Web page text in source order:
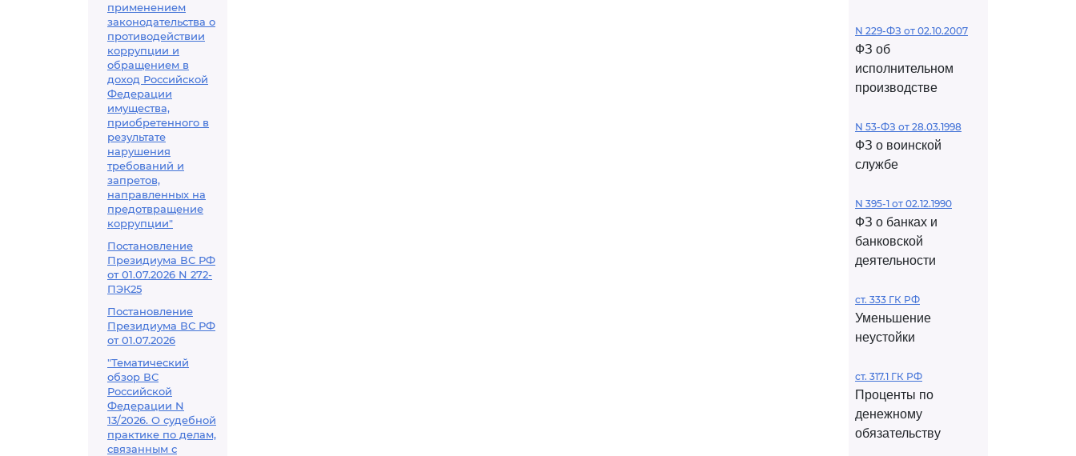
применением
законодательства о
противодействии
коррупции и
обращением в
доход Российской
Федерации
имущества,
приобретенного в
результате
нарушения
требований и
запретов,
направленных на
предотвращение
коррупции"
Постановление
Президиума ВС РФ
от 01.07.2026 N 272-
ПЭК25
Постановление
Президиума ВС РФ
от 01.07.2026
"Тематический
обзор ВС
Российской
Федерации N
13/2026. О судебной
практике по делам,
связанным с
N 229-ФЗ от 02.10.2007
ФЗ об
исполнительном
производстве
N 53-ФЗ от 28.03.1998
ФЗ о воинской
службе
N 395-1 от 02.12.1990
ФЗ о банках и
банковской
деятельности
ст. 333 ГК РФ
Уменьшение
неустойки
ст. 317.1 ГК РФ
Проценты по
денежному
обязательству